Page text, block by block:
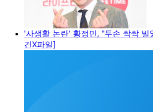
'사생활 논란' 황정민, "두손 싹싹 빌
건X파일]